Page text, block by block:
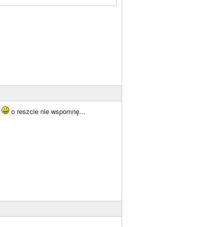
o reszcie nie wspomnę...